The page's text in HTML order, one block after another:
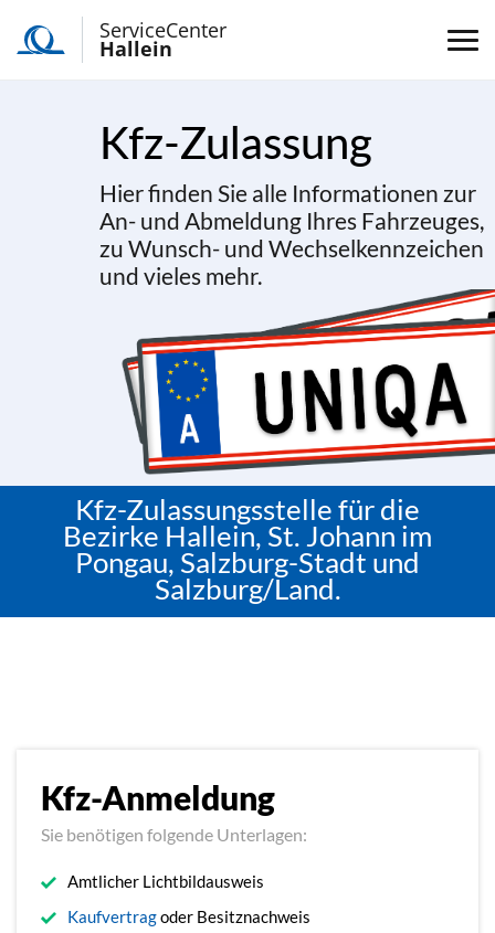
ServiceCenter
Hallein
Kfz-Zulassung
Hier finden Sie alle Informationen zur
An- und Abmeldung Ihres Fahrzeuges,
zu Wunsch- und Wechselkennzeichen
und vieles mehr.
Kfz-Zulassungsstelle für die
Bezirke Hallein, St. Johann im
Pongau, Salzburg-Stadt und
Salzburg/Land.
Kfz-Anmeldung
Sie benötigen folgende Unterlagen:
Amtlicher Lichtbildausweis
Kaufvertragoder Besitznachweis